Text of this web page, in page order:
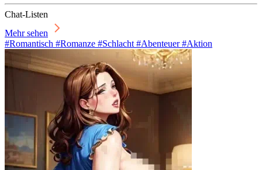
Chat-Listen
Mehr sehen
#Romantisch #Romanze #Schlacht #Abenteuer #Aktion